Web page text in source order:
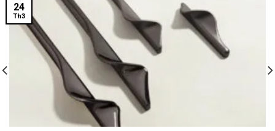
24
Th3